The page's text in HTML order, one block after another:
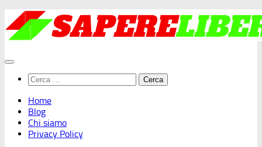
Salta
al
contenuto
Ricerca
per:
Home
Blog
Chi siamo
Privacy Policy